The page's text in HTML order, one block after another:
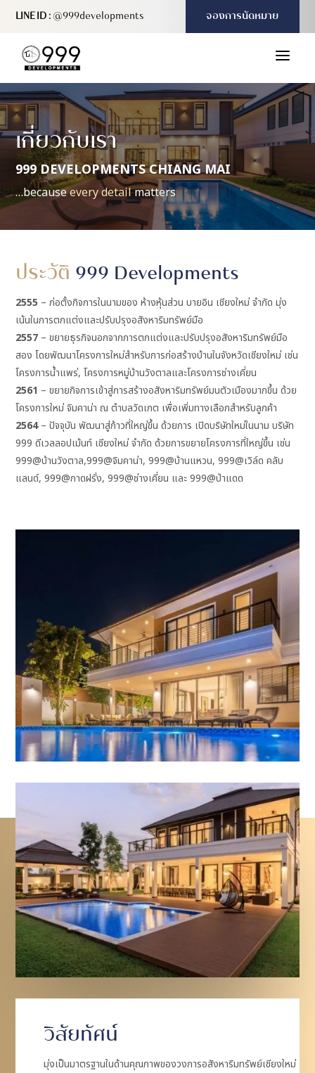
LINE ID : @999developments จองการนัดหมาย
a
เกี่ยวกับเรา
999 DEVELOPMENTS CHIANG MAI
…becauseevery detailmatters
ประวัติ 999 Developments
2555 – ก่อตั้งกิจการในนามของ ห้างหุ้นส่วน บายอิน เชียงใหม่ จำกัด มุ่ง
เน้นในการตกแต่งและปรับปรุงอสังหาริมทรัพย์มือ
2557 – ขยายธุรกิจนอกจากการตกแต่งและปรับปรุงอสังหาริมทรัพย์มือ
สอง โดยพัฒนาโครงการใหม่สำหรับการก่อสร้างบ้านในจังหวัดเชียงใหม่ เช่น
โครงการน้ำแพร่, โครงการหมู่บ้านวังตาลและโครงการช่างเคี่ยน
2561 – ขยายกิจการเข้าสู่การสร้างอสังหาริมทรัพย์มนตัวเมืองมากขึ้น ด้วย
โครงการใหม่ จิมคาน่า ณ ตำบลวัดเกต เพื่อเพิ่มทางเลือกสำหรับลูกค้า
2564– ปัจจุบัน พัฒนาสู่ก้าวที่ใหญ่ขึ้น ด้วยการ เปิดบริษัทใหม่ในนาม บริษัท
999 ดีเวลลอปเม้นท์ เชียงใหม่ จำกัด ด้วยการขยายโครงการที่ใหญ่ขึ้น เช่น
999@บ้านวังตาล,999@จิมคาน่า, 999@บ้านแหวน, 999@เวิล์ด คลับ
แลนด์, 999@กาดฝรั่ง, 999@ช่างเคี่ยน และ 999@ป่าแดด
วิสัยทัศน์
มุ่งเป็นมาตรฐานในด้านคุณภาพของวงการอสังหาริมทรัพย์เชียงใหม่